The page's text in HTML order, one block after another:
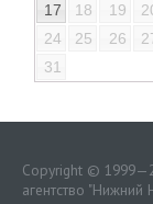
17
18 19
24
25 26
31
Copyright ©
агентство